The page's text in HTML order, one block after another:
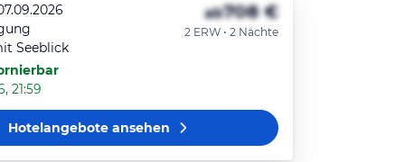
Seeblick
21:59
ab708 €
2 ERW • 2 Nächte
Hotelangeboteansehen